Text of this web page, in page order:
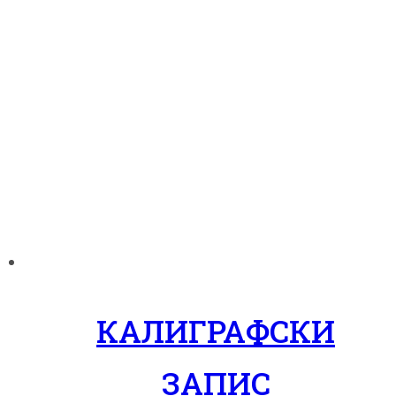
КАЛИГРАФСКИ
ЗАПИС